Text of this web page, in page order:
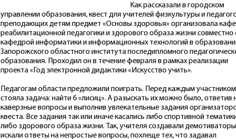
Как рассказали в городском
управлении образования, квест для учителей физкультуры и
преподающих детям предмет «Основы здоровья» организовала
реабилитационной педагогики и здорового образа жизни совместно
кафедрой информатики и информационных технологий в
Запорожского областного института последипломного
образования. Проходил он в течение февраля в рамках реализации
проекта «Год электронной дидактики «Искусство учить».
Педагогам области предложили поиграть. Перед каждым участником
стояла задача: найти 6 «лисиц». А разыскать их можно было, ответив
каверзные вопросы и выполнив увлекательные задания
квеста. Все задания так или иначе касались либо спортивной
либо здорового образа жизни. Так, учителя создавали
искали ответы на непростые вопросы, похлеще тех, что задавал